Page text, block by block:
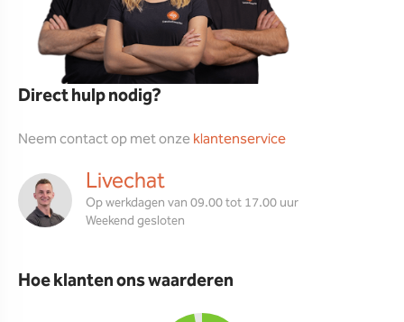
Direct hulp nodig?
Neem contact op met onzeklantenservice
Livechat
Op werkdagen van 09.00 tot 17.00 uur
Weekend gesloten
Hoe klanten ons waarderen